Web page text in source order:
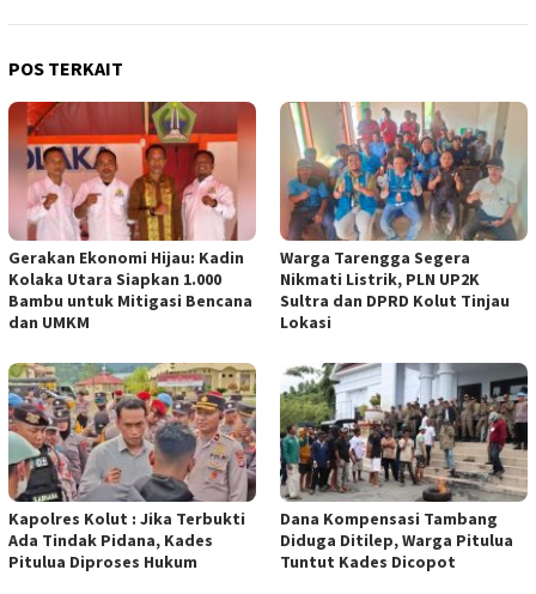
POS TERKAIT
Gerakan Ekonomi Hijau: Kadin
Kolaka Utara Siapkan 1.000
Bambu untuk Mitigasi Bencana
dan UMKM
Warga Tarengga Segera
Nikmati Listrik, PLN UP2K
Sultra dan DPRD Kolut Tinjau
Lokasi
Kapolres Kolut : Jika Terbukti
Ada Tindak Pidana, Kades
Pitulua Diproses Hukum
Dana Kompensasi Tambang
Diduga Ditilep, Warga Pitulua
Tuntut Kades Dicopot